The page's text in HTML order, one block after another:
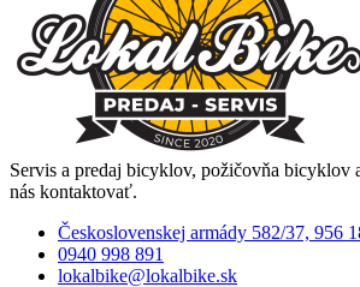
Servis a predaj bicyklov, požičovňa bicyklov
nás kontaktovať.
Československej armády 582/37, 956
0940 998 891
lokalbike@lokalbike.sk